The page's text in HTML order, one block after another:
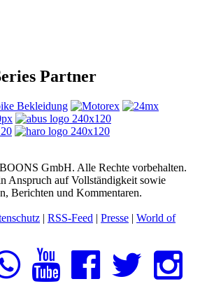
Partner
GmbH. Alle Rechte vorbehalten.
Anspruch auf Vollständigkeit sowie
Berichten und Kommentaren.
| RSS-Feed | Presse | World of